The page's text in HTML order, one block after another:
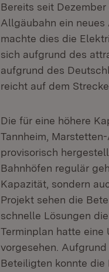
Bereits seit
Allgäubahn ein
machte dies die
sich aufgrund des
aufgrund des
reicht auf dem
Die für eine höhere
Tannheim,
provisorisch
Bahnhöfen regulär
Kapazität, sondern
Projekt sehen die
schnelle Lösungen
Terminplan hatte eine
vorgesehen.
Beteiligten konnte die